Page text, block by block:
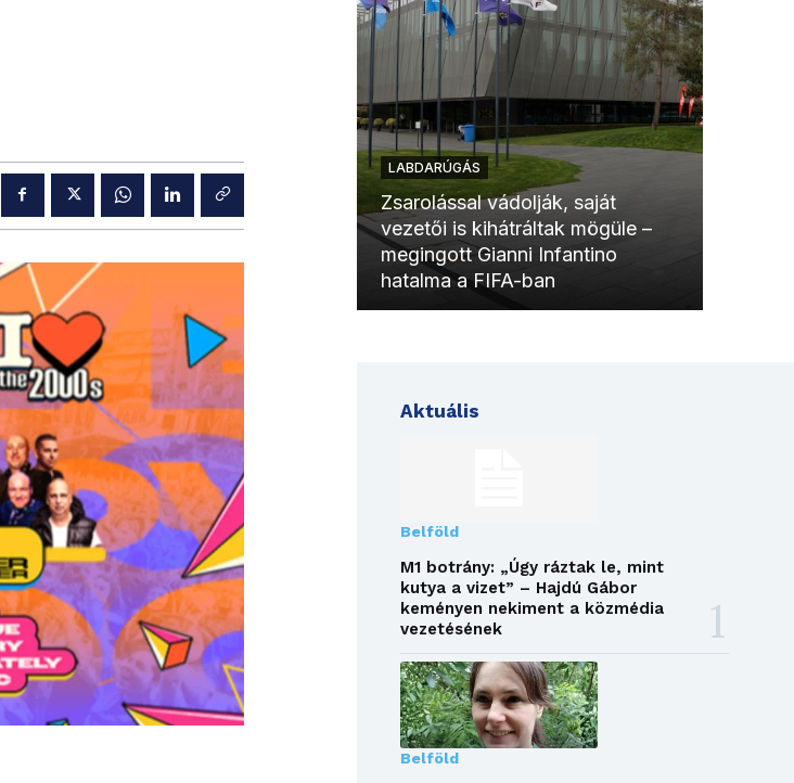
LABDARÚGÁS
Zsarolással vádolják, saját
vezetői is kihátráltak mögüle –
megingott Gianni Infantino
hatalma a FIFA-ban
Aktuális
Belföld
M1 botrány: „Úgy ráztak le, mint
kutya a vizet” – Hajdú Gábor
keményen nekiment a közmédia
vezetésének
Belföld